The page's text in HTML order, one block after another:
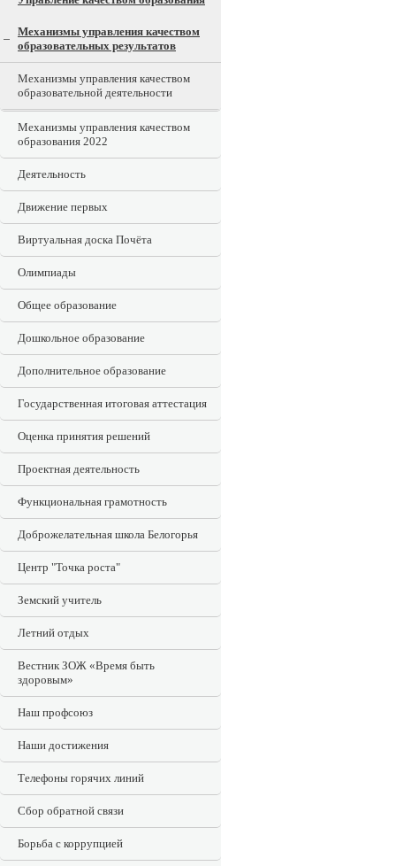
Механизмы управления качеством
образовательных результатов
Механизмы управления качеством
образовательной деятельности
Механизмы управления качеством
образования 2022
Деятельность
Движение первых
Виртуальная доска Почёта
Олимпиады
Общее образование
Дошкольное образование
Дополнительное образование
Государственная итоговая аттестация
Оценка принятия решений
Проектная деятельность
Функциональная грамотность
Доброжелательная школа Белогорья
Центр "Точка роста"
Земский учитель
Летний отдых
Вестник ЗОЖ «Время быть
здоровым»
Наш профсоюз
Наши достижения
Телефоны горячих линий
Сбор обратной связи
Борьба с коррупцией